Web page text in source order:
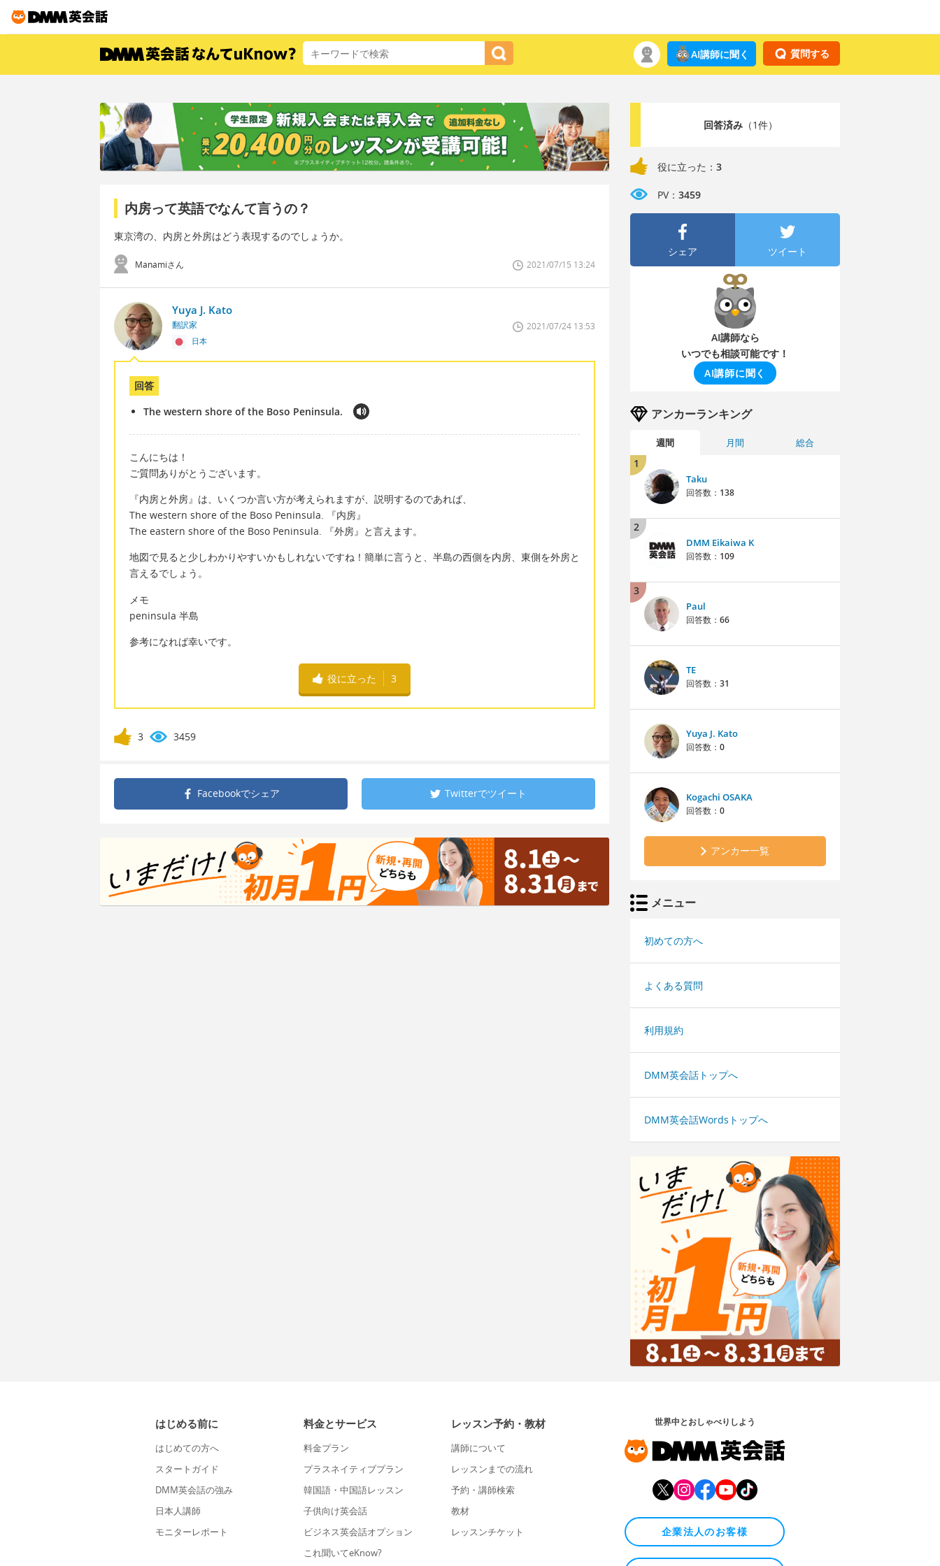
質問する
AI講師に聞く
内房って英語でなんて言うの？
東京湾の、内房と外房はどう表現するのでしょうか。
Manamiさん 2021/07/15 13:24
Yuya J. Kato
翻訳家
日本
2021/07/24 13:53
回答
The western shore of the Boso Peninsula.
こんにちは！
ご質問ありがとうございます。
『内房と外房』は、いくつか言い方が考えられますが、説明するのであれば、
The western shore of the Boso Peninsula. 『内房』
The eastern shore of the Boso Peninsula. 『外房』と言えます。
地図で見ると少しわかりやすいかもしれないですね！簡単に言うと、半島の西側を内房、東側を外房と
言えるでしょう。
メモ
peninsula 半島
参考になれば幸いです。
役に立った 3
3 3459
Facebookでシェア Twitterでツイート
回答済み（1件）
役に立った： 3
PV： 3459
シェア ツイート
AI講師なら
いつでも相談可能です！
AI講師に聞く
アンカーランキング
週間 月間 総合
1
Taku
回答数： 138
2
DMM Eikaiwa K
回答数： 109
3
Paul
回答数： 66
TE
回答数： 31
Yuya J. Kato
回答数： 0
Kogachi OSAKA
回答数： 0
アンカー一覧
メニュー
初めての方へ
よくある質問
利用規約
DMM英会話トップへ
DMM英会話Wordsトップへ
はじめる前に
はじめての方へ
スタートガイド
DMM英会話の強み
日本人講師
モニターレポート
料金とサービス
料金プラン
プラスネイティブプラン
韓国語・中国語レッスン
子供向け英会話
ビジネス英会話オプション
これ聞いてeKnow?
レッスン予約・教材
講師について
レッスンまでの流れ
予約・講師検索
教材
レッスンチケット
世界中とおしゃべりしよう
企業法人のお客様